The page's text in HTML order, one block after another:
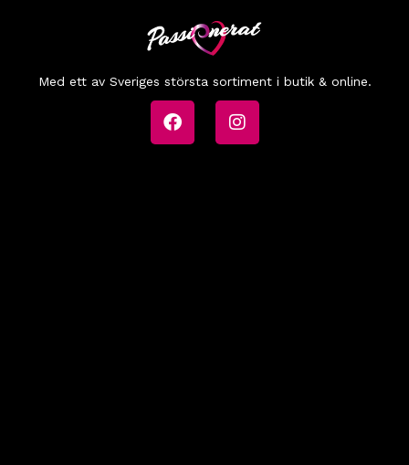
Med ett av Sveriges största sortiment i butik & online.